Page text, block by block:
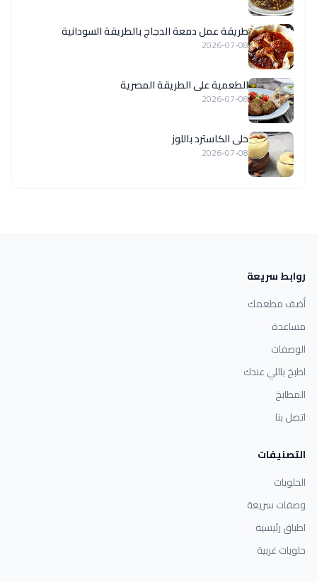
طريقة عمل دمعة الدجاج بالطريقة السودانية
2026-07-08
الطعمية على الطريقة المصرية
2026-07-08
حلى الكاسترد باللوز
2026-07-08
روابط سريعة
أضف مطعمك
مساعدة
الوصفات
اطبخ باللي عندك
المطابخ
اتصل بنا
التصنيفات
الحلويات
وصفات سريعة
اطباق رئيسية
حلويات غربية